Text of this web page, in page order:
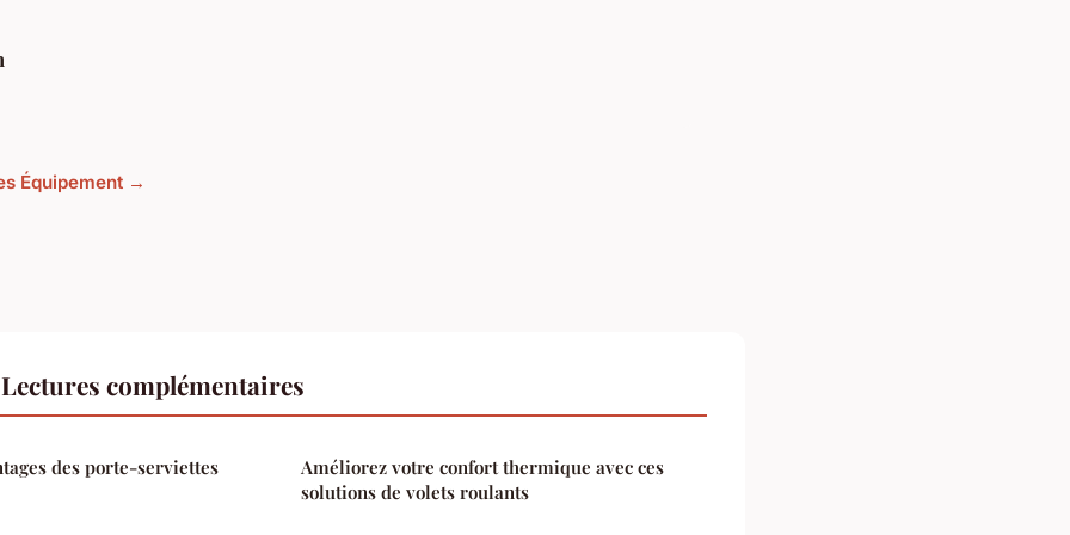
Équipement →
complémentaires
des porte-serviettes
Améliorez votre confort thermique avec ces
solutions de volets roulants